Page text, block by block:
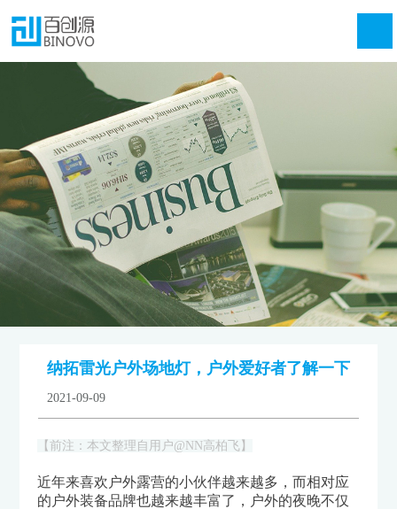
纳拓雷光户外场地灯，户外爱好者了解一下
2021-09-09
【前注：本文整理自用户@NN高柏飞】
近年来喜欢户外露营的小伙伴越来越多，而相对应
的户外装备品牌也越来越丰富了，户外的夜晚不仅